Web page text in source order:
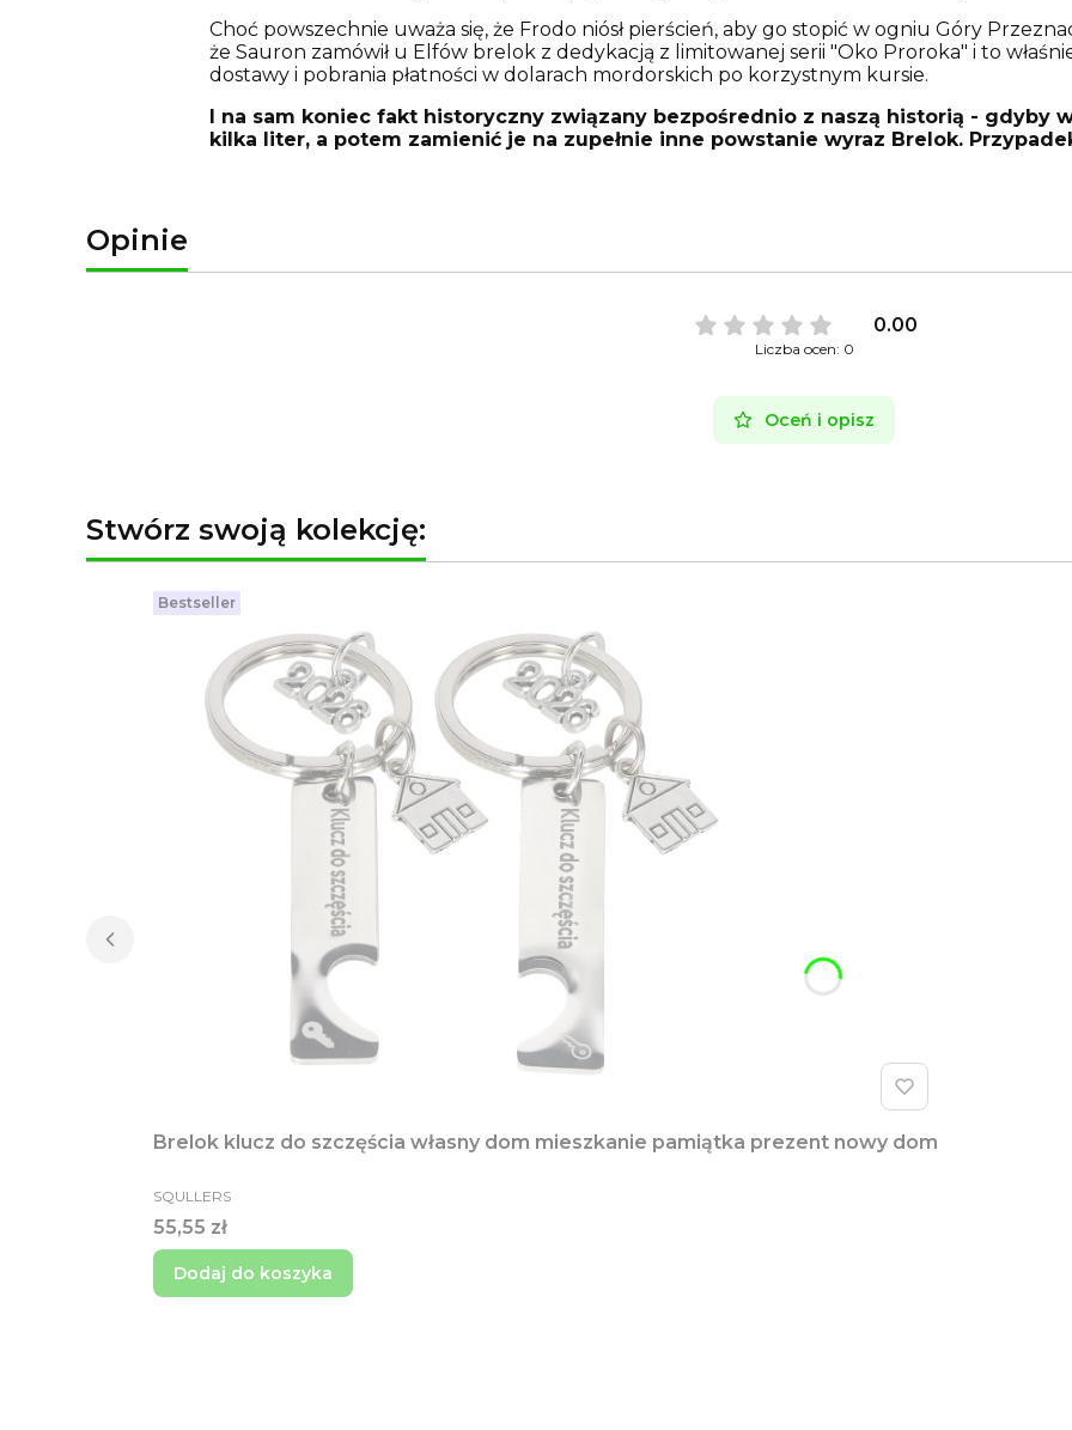
Choć powszechnie uważa się, że Frodo niósł pierścień, aby go stopić w ogniu Góry
że Sauron zamówił u Elfów brelok z dedykacją z limitowanej serii "Oko Proroka" i to
dostawy i pobrania płatności w dolarach mordorskich po korzystnym kursie.
I na sam koniec fakt historyczny związany bezpośrednio z naszą historią - gdyby
kilka liter, a potem zamienić je na zupełnie inne powstanie wyraz Brelok.
Opinie
0.00
Liczba ocen: 0
Oceń i opisz
Stwórz swoją kolekcję:
Bestseller
Brelok klucz do szczęścia własny dom mieszkanie pamiątka prezent nowy dom
PRODUCENT
SQULLERS
Cena
55,55 zł
Dodaj do koszyka